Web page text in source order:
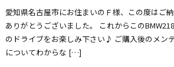
愛知県名古屋市にお住まいのＦ様、この度はご
ありがとうございました。 これからこの
のドライブをお楽しみ下さい♪ ご購入後のメン
についてわからな […]